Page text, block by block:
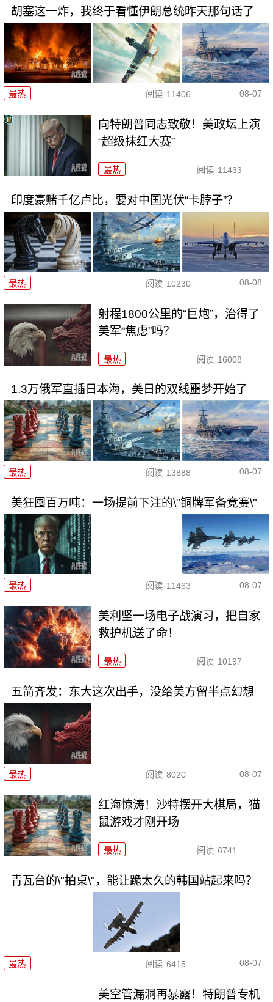
胡塞这一炸，我终于看懂伊朗总统昨天那句话了
最热 阅读 11406 08-07
向特朗普同志致敬！美政坛上演
“超级抹红大赛”
最热 阅读 11433
印度豪赌千亿卢比，要对中国光伏“卡脖子”？
最热 阅读 10230 08-08
射程1800公里的“巨炮”，治得了
美军“焦虑”吗？
最热 阅读 16008
1.3万俄军直插日本海，美日的双线噩梦开始了
最热 阅读 13888 08-07
美狂囤百万吨：一场提前下注的\"铜牌军备竞赛\"
最热 阅读 11463 08-07
美利坚一场电子战演习，把自家
救护机送了命！
最热 阅读 10197
五箭齐发：东大这次出手，没给美方留半点幻想
最热 阅读 8020 08-07
红海惊涛！沙特摆开大棋局，猫
鼠游戏才刚开场
最热 阅读 6741
青瓦台的\"拍桌\"，能让跪太久的韩国站起来吗？
最热 阅读 6415 08-07
美空管漏洞再暴露！特朗普专机